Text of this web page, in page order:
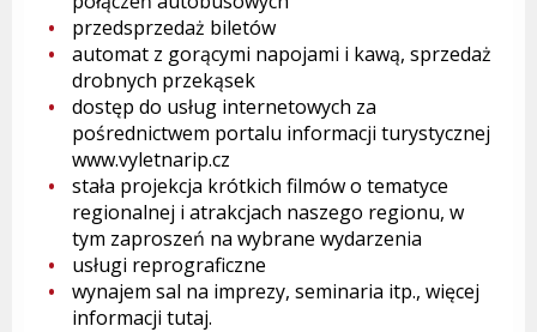
przedsprzedaż biletów
automat z gorącymi napojami i kawą, sprzedaż
drobnych przekąsek
dostęp do usług internetowych za
pośrednictwem portalu informacji turystycznej
www.vyletnarip.cz
stała projekcja krótkich filmów o tematyce
regionalnej i atrakcjach naszego regionu, w
tym zaproszeń na wybrane wydarzenia
usługi reprograficzne
wynajem sal na imprezy, seminaria itp., więcej
informacji tutaj.